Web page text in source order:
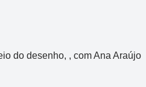
do desenho, , com Ana Araújo